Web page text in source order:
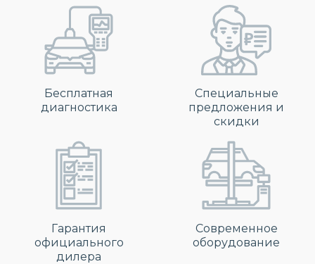
Бесплатная
диагностика
Специальные
предложения и
скидки
Гарантия
официального
дилера
Современное
оборудование